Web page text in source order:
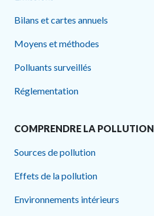
Bilans et cartes annuels
Moyens et méthodes
Polluants surveillés
Réglementation
COMPRENDRE LA POLLUTION
Sources de pollution
Effets de la pollution
Environnements intérieurs